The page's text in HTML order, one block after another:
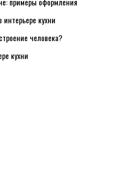
кухни
человека?
кухни